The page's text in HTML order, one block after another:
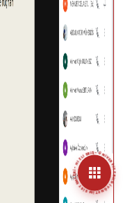
• ÜNIVERSITE BILGI YÖNETIM SISTEMLERI • HIZLI